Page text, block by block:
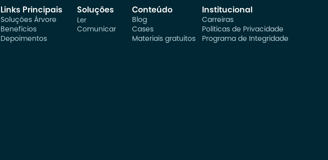
Links Principais
Soluções Árvore
Benefícios
Depoimentos
Soluções
Ler
Comunicar
Conteúdo
Blog
Cases
Materiais gratuitos
Institucional
Carreiras
Politicas de Privacidade
Programa de Integridade